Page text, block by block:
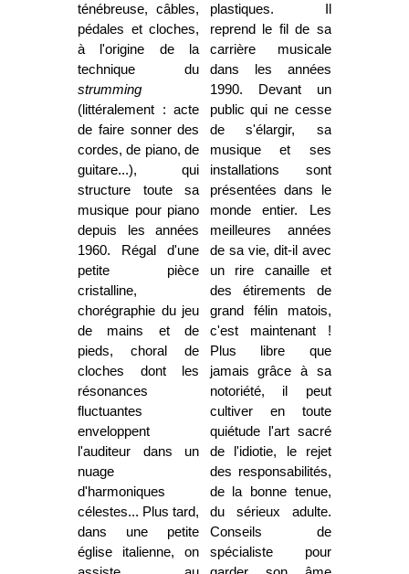
ténébreuse, câbles,
pédales et cloches,
à l'origine de la
technique du
strumming
(littéralement : acte
de faire sonner des
cordes, de piano, de
guitare...), qui
structure toute sa
musique pour piano
depuis les années
1960. Régal d'une
petite pièce
cristalline,
chorégraphie du jeu
de mains et de
pieds, choral de
cloches dont les
résonances
fluctuantes
enveloppent
l'auditeur dans un
nuage
d'harmoniques
célestes... Plus tard,
dans une petite
église italienne, on
plastiques. Il
reprend le fil de sa
carrière musicale
dans les années
1990. Devant un
public qui ne cesse
de s'élargir, sa
musique et ses
installations sont
présentées dans le
monde entier. Les
meilleures années
de sa vie, dit-il avec
un rire canaille et
des étirements de
grand félin matois,
c'est maintenant !
Plus libre que
jamais grâce à sa
notoriété, il peut
cultiver en toute
quiétude l'art sacré
de l'idiotie, le rejet
des responsabilités,
de la bonne tenue,
du sérieux adulte.
Conseils de
spécialiste pour